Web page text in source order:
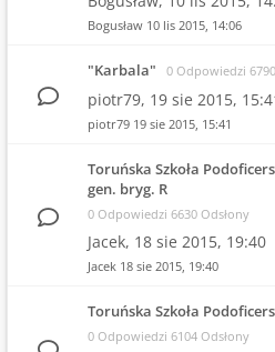
Bogusław 10 lis 2015, 14:06
"Karbala" 0 Odpowiedzi
piotr79, 19 sie 2015,
piotr79 19 sie 2015, 15:41
Toruńska Szkoła
gen. bryg. R
0 Odpowiedzi 6630 Odsłony
Jacek, 18 sie 2015, 19:40
Jacek 18 sie 2015, 19:40
Toruńska Szkoła
0 Odpowiedzi 6104 Odsłony